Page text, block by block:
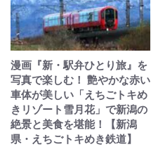
漫画『新・駅弁ひとり旅』を
写真で楽しむ！ 艶やかな赤い
車体が美しい「えちごトキめ
きリゾート雪月花」で新潟の
絶景と美食を堪能！【新潟
県・えちごトキめき鉄道】